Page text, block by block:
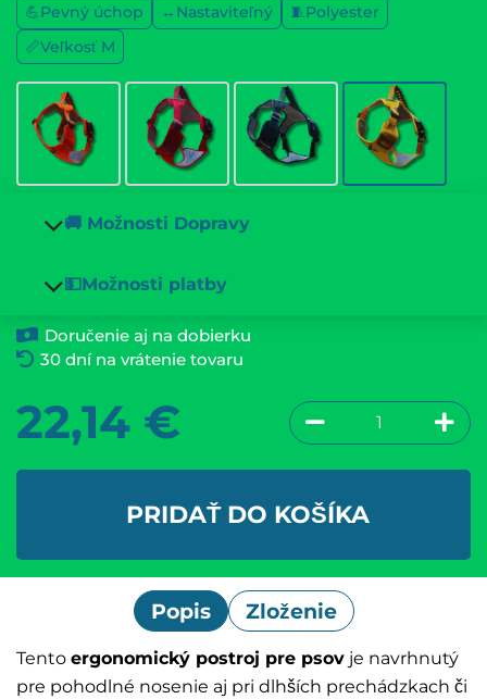
💪Pevný úchop ↔️Nastaviteľný
🧵Polyester
📏Veľkosť M
🚚 Možnosti Dopravy
💵Možnosti platby
Doručenie aj na dobierku
30 dní na vrátenie tovaru
22,14 €
PRIDAŤ DO KOŠÍKA
Popis Zloženie
Tento ergonomický postroj pre psov je navrhnutý
pre pohodlné nosenie aj pri dlhších prechádzkach či